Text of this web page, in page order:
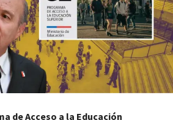
de Acceso a la Educación